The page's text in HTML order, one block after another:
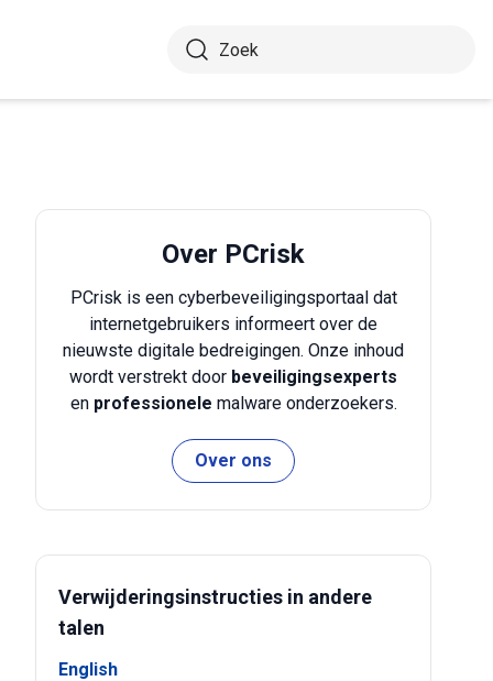
Over PCrisk
PCrisk is een cyberbeveiligingsportaal dat
internetgebruikers informeert over de
nieuwste digitale bedreigingen. Onze inhoud
wordt verstrekt door beveiligingsexperts
en professionele malware onderzoekers.
Over ons
Verwijderingsinstructies in andere
talen
English